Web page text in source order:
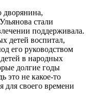
дворянина,
стали
поддерживала.
детей воспитал,
его руководством
в народных
долгие годы
это не какое-то
для своего времени